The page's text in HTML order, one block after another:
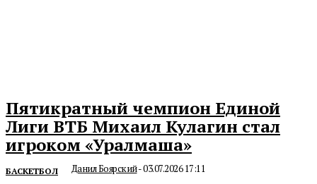
Пятикратный чемпион Единой
Лиги ВТБ Михаил Кулагин стал
игроком «Уралмаша»
БАСКЕТБОЛ Данил Боярский-03.07.2026 17:11